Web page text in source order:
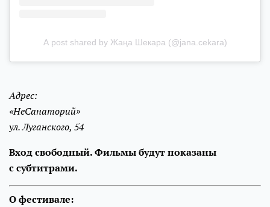
A post shared by Жаңа Шекара (@jana.cekara)
Адрес:
«НеСанаторий»
ул. Луганского, 54
Вход свободный. Фильмы будут показаны
с субтитрами.
О фестивале: